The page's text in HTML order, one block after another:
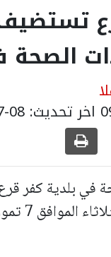
الصحة
اخر تحديث: 08-07-2026 12:34:00
بلدية كفر